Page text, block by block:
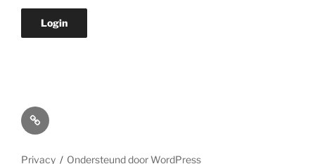
Online
meekijken/luisteren
Privacy Ondersteund door WordPress